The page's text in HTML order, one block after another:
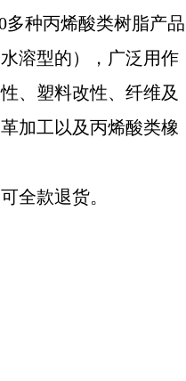
多种丙烯酸类树脂产品
溶型的），广泛用作
、塑料改性、纤维及
加工以及丙烯酸类橡
全款退货。